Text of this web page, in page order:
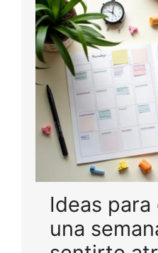
Ideas
una